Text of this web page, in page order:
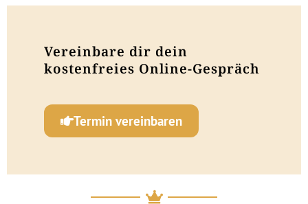
Vereinbare dir dein
kostenfreies Online-Gespräch
Termin vereinbaren